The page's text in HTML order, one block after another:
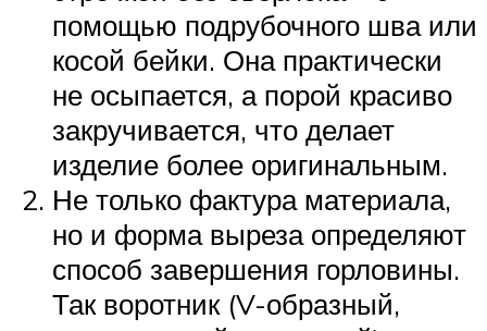
помощью подрубочного шва или
косой бейки. Она практически
не осыпается, а порой красиво
закручивается, что делает
изделие более оригинальным.
Не только фактура материала,
но и форма выреза определяют
способ завершения горловины.
Так воротник (V-образный,